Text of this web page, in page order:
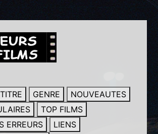
TITRE GENRE
NOUVEAUTES
TOP FILMS
ERREURS
LIENS